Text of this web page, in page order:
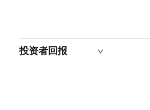
投资者回报